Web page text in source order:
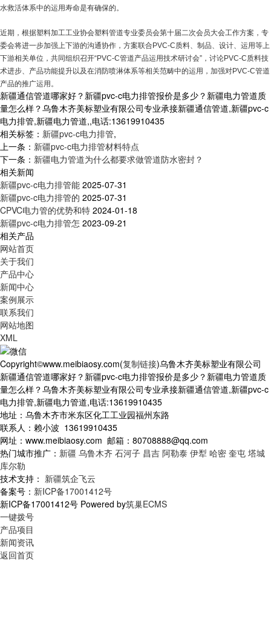
水救活体系中的运用寿命是有确保的。
近期，根据塑料加工工业协会塑料管道专业委员会第十届二次会员大会工作方案，专
委会将进一步加强上下游的沟通协作，方案联合PVC-C质料、制品、设计、运用等上
下游相关单位，共同组织召开“PVC-C管道产品运用技术研讨会”，讨论PVC-C质料技
术进步、产品功能提升以及在消防喷淋体系等相关范畴中的运用，加强对PVC-C管道
产品的推广运用。
新疆通信管道哪家好？新疆pvc-c电力排管报价是多少？新疆电力管道质
量怎么样？乌鲁木齐美标塑业有限公司专业承接新疆通信管道,新疆pvc-c
电力排管,新疆电力管道,,电话:13619910435
相关标签： 新疆pvc-c电力排管,
上一条： 新疆pvc-c电力排管材料特点
下一条： 新疆电力管道为什么都要求做管道防水密封？
相关新闻
新疆pvc-c电力排管能 2025-07-31
新疆pvc-c电力排管的 2025-07-31
CPVC电力管的优势和特 2024-01-18
新疆pvc-c电力排管怎 2023-09-21
相关产品
网站首页
关于我们
产品中心
新闻中心
案例展示
联系我们
网站地图
XML
Copyright©www.meibiaosy.com(复制链接)乌鲁木齐美标塑业有限公司
新疆通信管道哪家好？新疆pvc-c电力排管报价是多少？新疆电力管道质
量怎么样？乌鲁木齐美标塑业有限公司专业承接新疆通信管道,新疆pvc-c
电力排管,新疆电力管道,电话:13619910435
地址：乌鲁木齐市米东区化工工业园福州东路
联系人：赖小波 13619910435
网址：www.meibiaosy.com 邮箱：80708888@qq.com
热门城市推广： 新疆 乌鲁木齐 石河子 昌吉 阿勒泰 伊犁 哈密 奎屯 塔城
库尔勒
技术支持： 新疆筑企飞云
备案号： 新ICP备17001412号
新ICP备17001412号 Powered by筑巢ECMS
一键拨号
产品项目
新闻资讯
返回首页